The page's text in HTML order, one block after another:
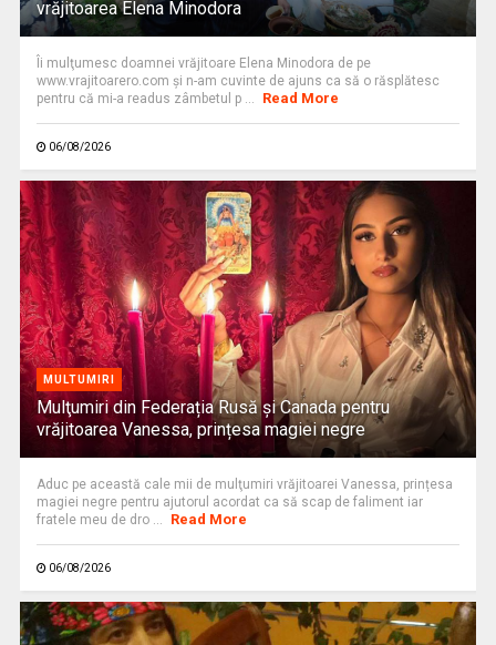
vrăjitoarea Elena Minodora
Îi mulţumesc doamnei vrăjitoare Elena Minodora de pe
www.vrajitoarero.com şi n-am cuvinte de ajuns ca să o răsplătesc
pentru că mi-a readus zâmbetul p ...
Read More
06/08/2026
MULTUMIRI
Mulţumiri din Federația Rusă și Canada pentru
vrăjitoarea Vanessa, prințesa magiei negre
Aduc pe această cale mii de mulţumiri vrăjitoarei Vanessa, prințesa
magiei negre pentru ajutorul acordat ca să scap de faliment iar
fratele meu de dro ...
Read More
06/08/2026